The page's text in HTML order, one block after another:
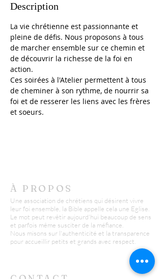
Description
La vie chrétienne est passionnante et
pleine de défis. Nous proposons à tous
de marcher ensemble sur ce chemin et
de découvrir la richesse de la foi en
action.
Ces soirées à l'Atelier permettent à tous
de cheminer à son rythme, de nourrir sa
foi et de resserer les liens avec les frères
et soeurs.
À PROPOS
Une association de chrétiens qui désirent vivre
leur foi ensemble, la Bible appelle cela une Eglise.
Le mot peut revêtir aujourd'hui beaucoup de sens
et parfois même susciter de la méfiance.
Nous misons sur l'authenticité et la transparence
pour accueillir petits et grands avec respect.